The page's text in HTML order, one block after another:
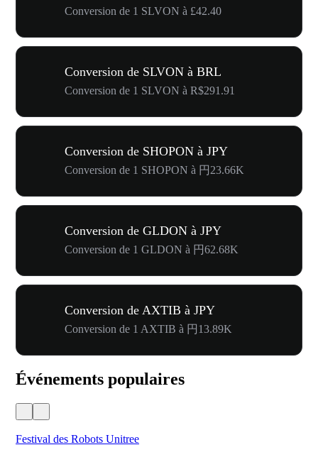
Conversion de 1 SLVON à £42.40
Conversion de SLVON à BRL
Conversion de 1 SLVON à R$291.91
Conversion de SHOPON à JPY
Conversion de 1 SHOPON à 円23.66K
Conversion de GLDON à JPY
Conversion de 1 GLDON à 円62.68K
Conversion de AXTIB à JPY
Conversion de 1 AXTIB à 円13.89K
Événements populaires
Festival des Robots Unitree